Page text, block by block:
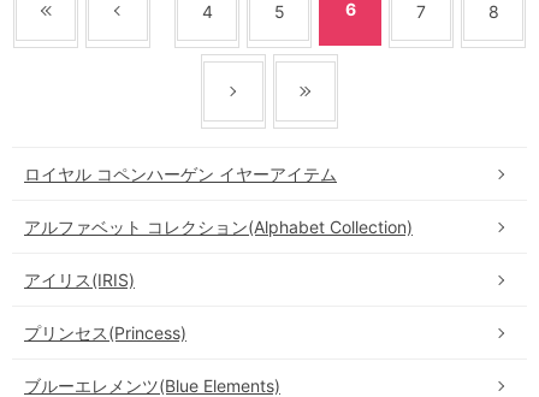
4 5 6 7 8
ロイヤル コペンハーゲン イヤーアイテム
アルファベット コレクション(Alphabet Collection)
アイリス(IRIS)
プリンセス(Princess)
ブルーエレメンツ(Blue Elements)